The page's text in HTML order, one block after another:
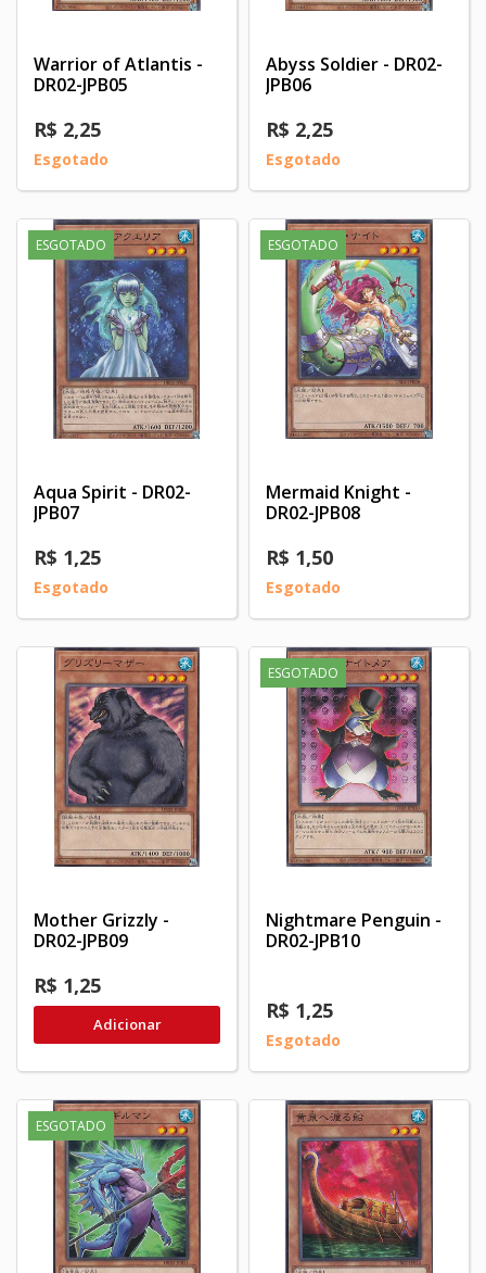
Warrior of Atlantis -
DR02-JPB05
R$ 2,25
Esgotado
Abyss Soldier - DR02-
JPB06
R$ 2,25
Esgotado
ESGOTADO
Aqua Spirit - DR02-
JPB07
R$ 1,25
Esgotado
ESGOTADO
Mermaid Knight -
DR02-JPB08
R$ 1,50
Esgotado
Mother Grizzly -
DR02-JPB09
R$ 1,25
Adicionar
ESGOTADO
Nightmare Penguin -
DR02-JPB10
R$ 1,25
Esgotado
ESGOTADO